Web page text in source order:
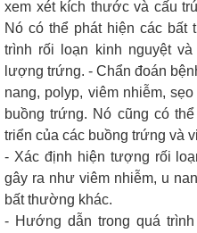
xem xét kích thước và cấu
Nó có thể phát hiện các
trình rối loạn kinh nguyệt
lượng trứng. - Chẩn đoán
nang, polyp, viêm nhiễm,
buồng trứng. Nó cũng có
triển của các buồng trứng và
- Xác định hiện tượng rối
gây ra như viêm nhiễm, u
bất thường khác.
- Hướng dẫn trong quá